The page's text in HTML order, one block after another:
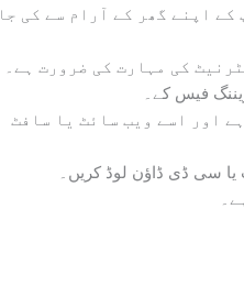
کے اپنے گھر کے آرام سے کی جا
کی مہارت کی ضرورت ہے۔
اور اسے ویب سائٹ یا سافٹ
یا سی ڈی ڈاؤن لوڈ کریں۔